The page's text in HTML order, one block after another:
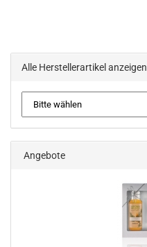
Alle Herstellerartikel anzeigen
Angebote